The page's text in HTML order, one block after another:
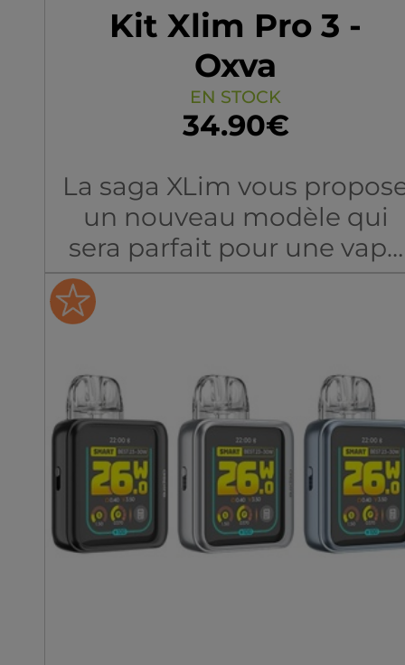
cartouches ARGUS Series,
s’adapte aussi bien au
MTL qu’au RDL. Son
léger et son design en
alliage d’aluminium en
un compagnon idéal pour
une utilisation nomade.
Kit Xlim Pro 3 -
Oxva
EN STOCK
34.90€
La saga XLim vous
un nouveau modèle qui
sera parfait pour une vape
MTL à RDL !